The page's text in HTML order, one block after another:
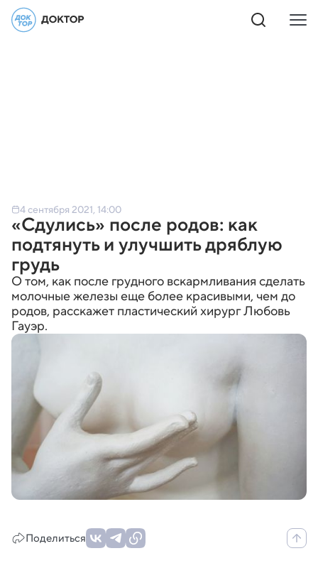
4 сентября 2021, 14:00
«Сдулись» после родов: как
подтянуть и улучшить дряблую
грудь
О том, как после грудного вскармливания сделать
молочные железы еще более красивыми, чем до
родов, расскажет пластический хирург Любовь
Гауэр.
Поделиться